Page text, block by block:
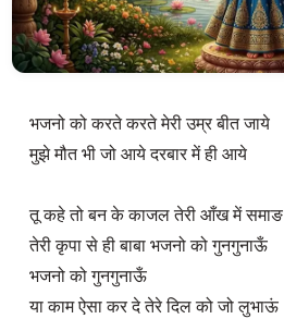
भजनो को करते करते मेरी उम्र बीत जाये
मुझे मौत भी जो आये दरबार में ही आये
तू कहे तो बन के काजल तेरी आँख में समाङ
तेरी कृपा से ही बाबा भजनो को गुनगुनाऊँ
भजनो को गुनगुनाऊँ
या काम ऐसा कर दे तेरे दिल को जो लुभाऊं